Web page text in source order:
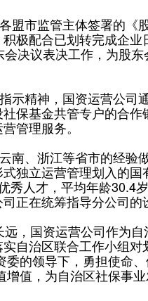
盟市监管主体签署的《
极配合已划转完成企
决议表决工作，为股
示精神，国资运营公司
保基金共管专户的合
管理服务。
南、浙江等省市的经验
独立运营管理划入的
秀人才，平均年龄30.4
正在统筹指导分公司
，国资运营公司作为
自治区联合工作小组
的领导下，勇担使命
值，为自治区社保事